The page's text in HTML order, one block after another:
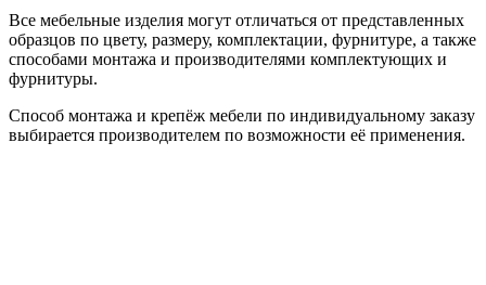
Все мебельные изделия могут отличаться от представленных
образцов по цвету, размеру, комплектации, фурнитуре, а также
способами монтажа и производителями комплектующих и
фурнитуры.
Способ монтажа и крепёж мебели по индивидуальному заказу
выбирается производителем по возможности её применения.